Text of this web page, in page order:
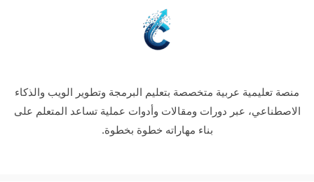
منصة تعليمية عربية متخصصة بتعليم البرمجة وتطوير الويب والذكاء
الاصطناعي، عبر دورات ومقالات وأدوات عملية تساعد المتعلم على
بناء مهاراته خطوة بخطوة.